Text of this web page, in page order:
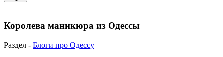
Королева маникюра из Одессы
Раздел - Блоги про Одессу